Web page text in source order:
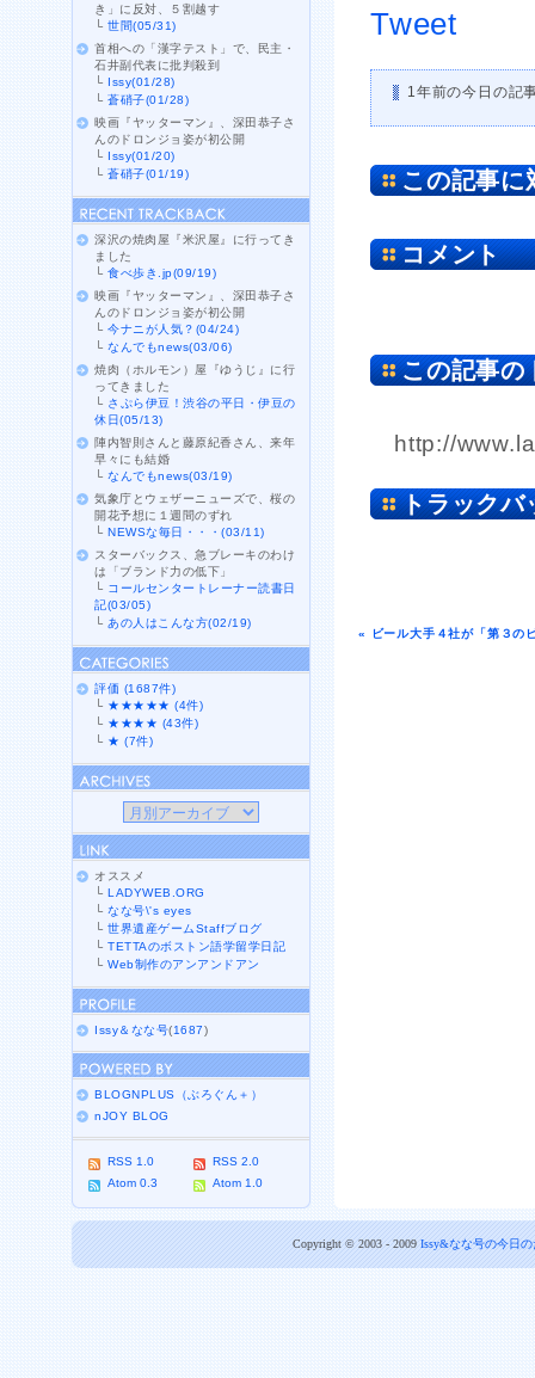
Tweet
1年前の今日の記
この記事に
コメント
この記事の
http://
トラックバ
« ビール大手４社が「第３の
き」に反対、５割越す
└世間(05/31)
首相への「漢字テスト」で、民主・
石井副代表に批判殺到
└ Issy(01/28)
└蒼硝子(01/28)
映画『ヤッターマン』、深田恭子さ
んのドロンジョ姿が初公開
└ Issy(01/20)
└蒼硝子(01/19)
深沢の焼肉屋『米沢屋』に行ってき
ました
└食べ歩き.jp(09/19)
映画『ヤッターマン』、深田恭子さ
んのドロンジョ姿が初公開
└今ナニが人気？(04/24)
└なんでもnews(03/06)
焼肉（ホルモン）屋『ゆうじ』に行
ってきました
└ さぷら伊豆！渋谷の平日・伊豆の
休日(05/13)
陣内智則さんと藤原紀香さん、来年
早々にも結婚
└なんでもnews(03/19)
気象庁とウェザーニューズで、桜の
開花予想に１週間のずれ
└NEWSな毎日・・・(03/11)
スターバックス、急ブレーキのわけ
は「ブランド力の低下」
└ コールセンタートレーナー読書日
記(03/05)
└ あの人はこんな方(02/19)
評価 (1687件)
└ ★★★★★ (4件)
└ ★★★★ (43件)
└ ★ (7件)
オススメ
└LADYWEB.ORG
└なな号\'s eyes
└世界遺産ゲームStaffブログ
└TETTAのボストン語学留学日記
└Web制作のアンアンドアン
Issy＆なな号(1687)
BLOGNPLUS（ぶろぐん＋）
nJOY BLOG
RSS 1.0
RSS 2.0
Atom 0.3
Atom 1.0
Copyright © 2003 - 2009 Issy&なな号の今日